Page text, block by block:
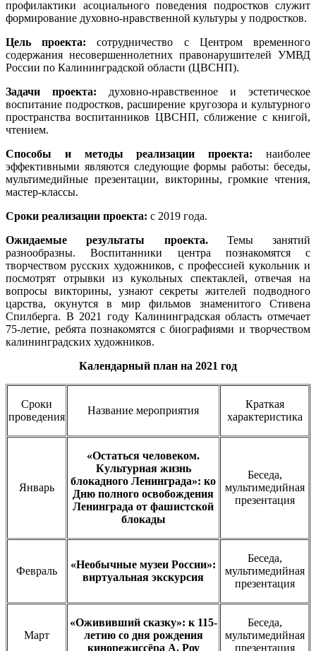
профилактики асоциального поведения подростков служит
формирование духовно-нравственной культуры у подростков.
Цель проекта:сотрудничество с Центром временного
содержания несовершеннолетних правонарушителей УМВД
России по Калининградской области (ЦВСНП).
Задачи проекта: духовно-нравственное и эстетическое
воспитание подростков, расширение кругозора и культурного
пространства воспитанников ЦВСНП, сближение с книгой,
чтением.
Способы и методы реализации проекта: наиболее
эффективными являются следующие формы работы: беседы,
мультимедийные презентации, викторины, громкие чтения,
мастер-классы.
Сроки реализации проекта: с 2019 года.
Ожидаемые результаты проекта. Темы занятий
разнообразны. Воспитанники центра познакомятся с
творчеством русских художников, с профессией кукольник и
посмотрят отрывки из кукольных спектаклей, отвечая на
вопросы викторины, узнают секреты жителей подводного
царства, окунутся в мир фильмов знаменитого Стивена
Спилберга. В 2021 году Калининградская область отмечает
75-летие, ребята познакомятся с биографиями и творчеством
калининградских художников.
Календарный план на 2021 год
Сроки
проведения
Название мероприятия
Краткая
характеристика
Январь
«Остаться человеком.
Культурная жизнь
блокадного Ленинграда»: ко
Дню полного освобождения
Ленинграда от фашистской
блокады
Беседа,
мультимедийная
презентация
Февраль
«Необычные музеи России»:
виртуальная экскурсия
Беседа,
мультимедийная
презентация
Март
«Ожививший сказку»: к 115-
летию со дня рождения
кинорежиссёра А. Роу
Беседа,
мультимедийная
презентация